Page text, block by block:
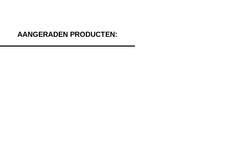
AANGERADEN PRODUCTEN: